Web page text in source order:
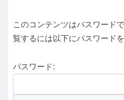
このコンテンツはパスワード
覧するには以下にパスワード
パスワード: